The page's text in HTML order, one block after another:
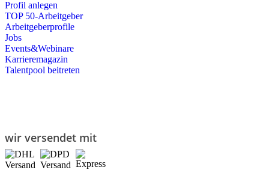
Profil anlegen
TOP 50-Arbeitgeber
Arbeitgeberprofile
Jobs
Events&Webinare
Karrieremagazin
Talentpool beitreten
wir versendet mit